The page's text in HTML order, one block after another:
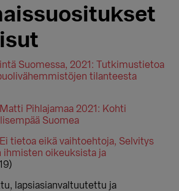
Suomessa, 2021: Tutkimustietoa
tilanteesta
Pihlajamaa 2021: Kohti
Suomea
tietoa eikä vaihtoehtoja, Selvitys
ihmisten oikeuksista ja
lapsiasianvaltuutettu ja